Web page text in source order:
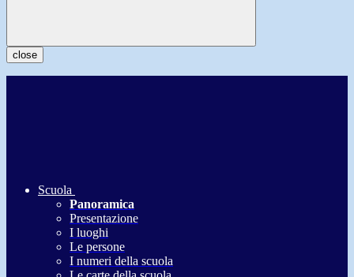
close
Scuola
Panoramica
Presentazione
I luoghi
Le persone
I numeri della scuola